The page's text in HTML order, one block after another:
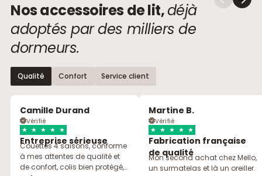
Nos accessoires de lit,déjà
adoptés par des milliers de
dormeurs.
Qualité Confort Service client
Camille Durand
Vérifié
★ ★ ★ ★ ★
Entreprise sérieuse
Couettes 4 saisons, conforme
à mes attentes de qualité et
de confort, colis bien protégé,
Martine B.
Vérifié
★ ★ ★ ★ ★
Fabrication française
de qualité
Mon second achat chez Mello,
un surmatelas et là un oreiller.